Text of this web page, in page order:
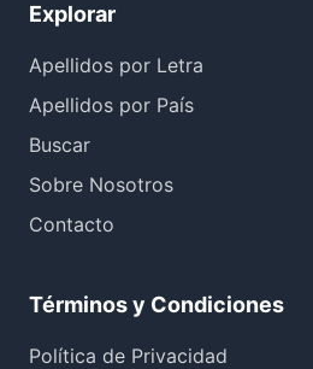
Explorar
Apellidos por Letra
Apellidos por País
Buscar
Sobre Nosotros
Contacto
Términos y Condiciones
Política de Privacidad